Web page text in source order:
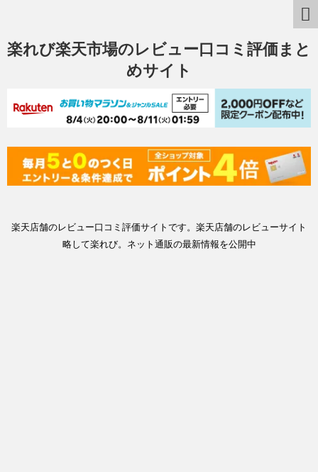
楽れび楽天市場のレビュー口コミ評価まと
めサイト
楽天店舗のレビュー口コミ評価サイトです。楽天店舗のレビューサイト
略して楽れび。ネット通販の最新情報を公開中